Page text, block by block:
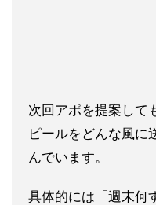
次回アポを提案して
ピールをどんな風に
んでいます。
具体的には「週末何